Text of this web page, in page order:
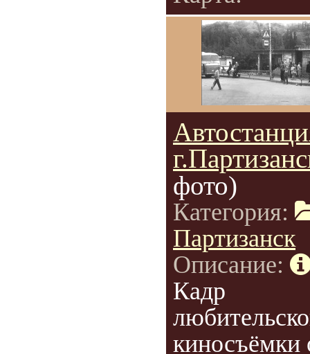
фото)
Категория:
Партизанск
Описание:
Кадр
киносъёмки